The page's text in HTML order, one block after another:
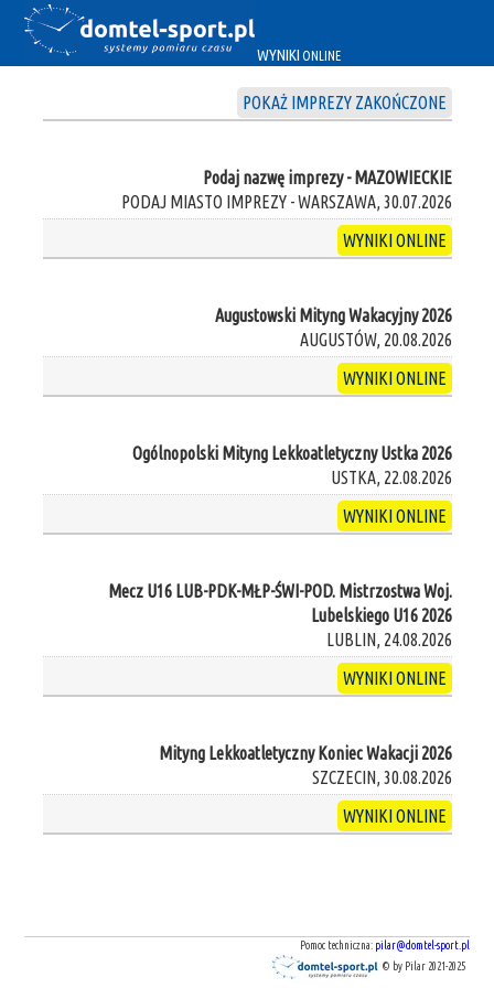
WYNIKI ONLINE
POKAŻ IMPREZY ZAKOŃCZONE
Podaj nazwę imprezy - MAZOWIECKIE
PODAJ MIASTO IMPREZY - WARSZAWA, 30.07.2026
WYNIKI ONLINE
Augustowski Mityng Wakacyjny 2026
AUGUSTÓW, 20.08.2026
WYNIKI ONLINE
Ogólnopolski Mityng Lekkoatletyczny Ustka 2026
USTKA, 22.08.2026
WYNIKI ONLINE
Mecz U16 LUB-PDK-MŁP-ŚWI-POD. Mistrzostwa Woj.
Lubelskiego U16 2026
LUBLIN, 24.08.2026
WYNIKI ONLINE
Mityng Lekkoatletyczny Koniec Wakacji 2026
SZCZECIN, 30.08.2026
WYNIKI ONLINE
Pomoc techniczna: pilar@domtel-sport.pl
© by Pilar 2021-2025